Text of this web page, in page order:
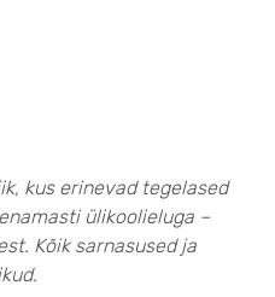
kus erinevad tegelased
ülikoolieluga –
Kõik sarnasused ja